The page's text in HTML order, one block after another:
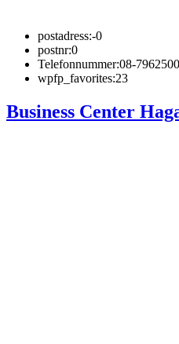
postadress:-0
postnr:0
Telefonnummer:08-7962500
wpfp_favorites:23
Business Center